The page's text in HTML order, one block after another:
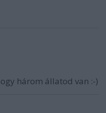
három állatod van :-)